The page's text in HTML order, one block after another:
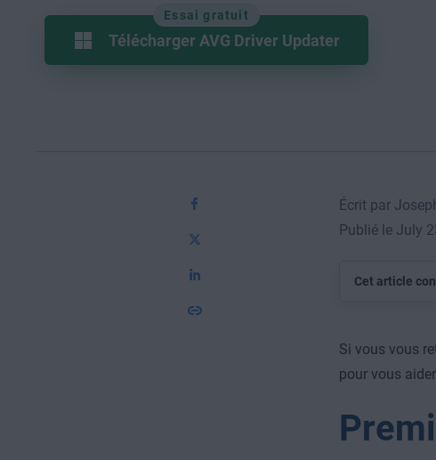
Essai gratuit
Télécharger AVG Driver Updater
Écrit par
Publié le July
Cet article
Si vous vous
pour vous